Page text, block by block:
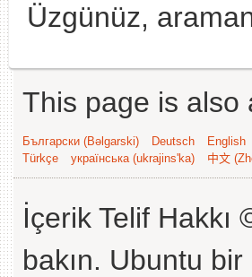
Üzgünüz,
This page is also
Български (Bəlgarski) Deutsch English
Türkçe
українська (ukrajins'ka) 中文
İçerik Telif Hakkı
bakın. Ubuntu bir